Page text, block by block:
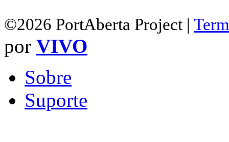
©2026 PortAberta Project |
por VIVO
Sobre
Suporte